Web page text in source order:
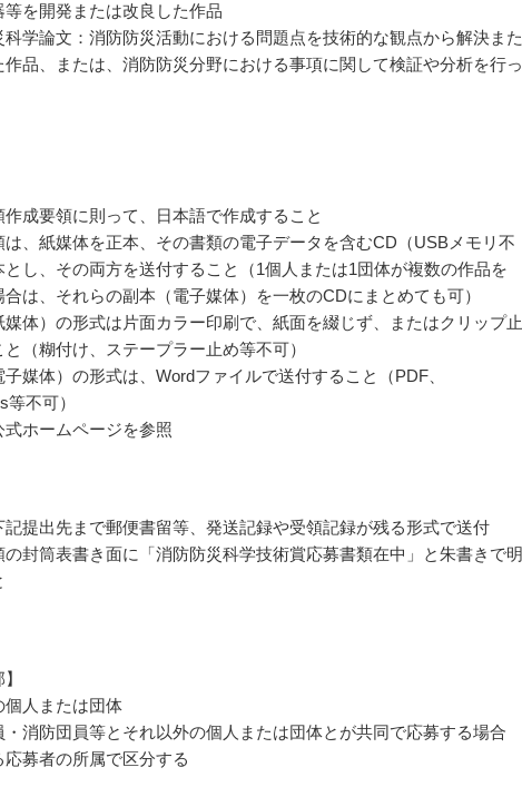
等を開発または改良した作品
学論文：消防防災活動における問題点を技術的な観点から解決また
作品、または、消防防災分野における事項に関して検証や分析を行っ
成要領に則って、日本語で作成すること
、紙媒体を正本、その書類の電子データを含むCD（USBメモリ不
とし、その両方を送付すること（1個人または1団体が複数の作品を
は、それらの副本（電子媒体）を一枚のCDにまとめても可）
体）の形式は片面カラー印刷で、紙面を綴じず、またはクリップ止
（糊付け、ステープラー止め等不可）
媒体）の形式は、Wordファイルで送付すること（PDF、
不可）
ホームページを参照
記提出先まで郵便書留等、発送記録や受領記録が残る形式で送付
封筒表書き面に「消防防災科学技術賞応募書類在中」と朱書きで明
個人または団体
消防団員等とそれ以外の個人または団体とが共同で応募する場合
応募者の所属で区分する